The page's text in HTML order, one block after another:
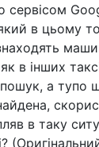
сервісом
в цьому
в інших
а тупо
в таку